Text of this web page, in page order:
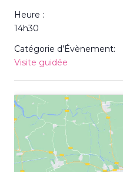
Heure :
14h30
Catégorie d’Évènement:
Visite guidée